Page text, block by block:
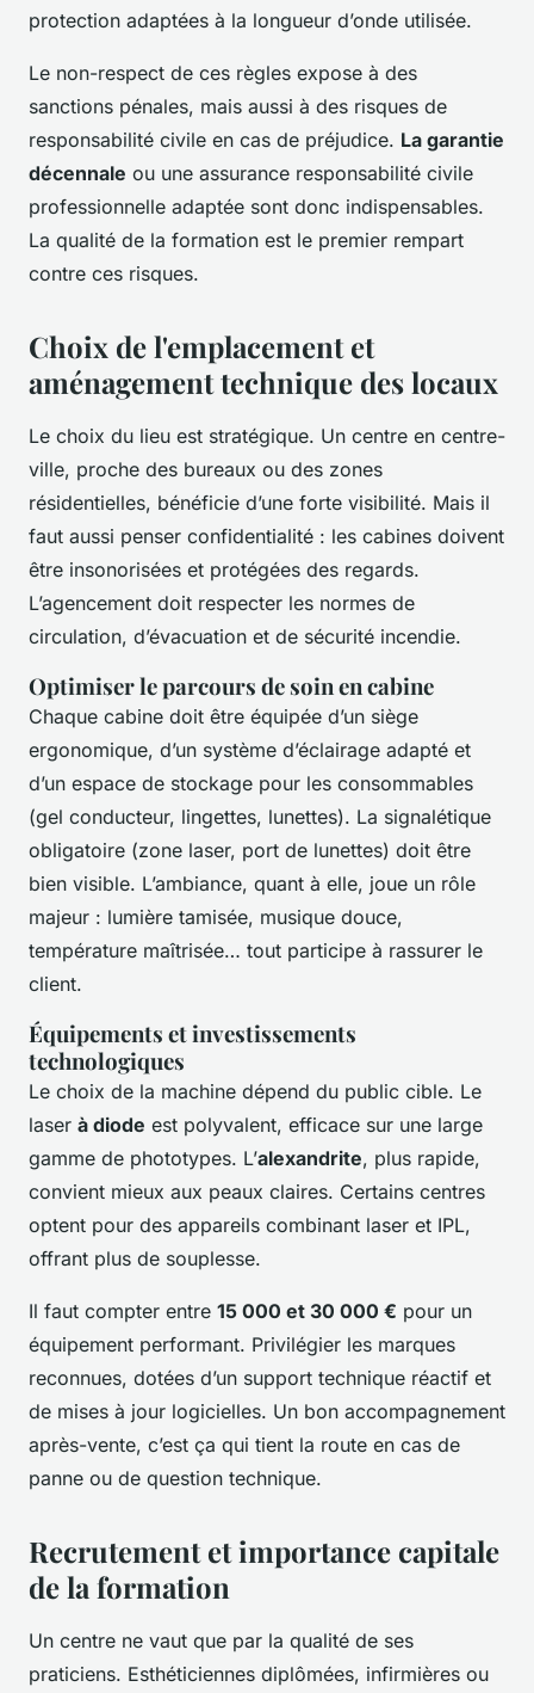
protection adaptées à la longueur d’onde utilisée.
Le non-respect de ces règles expose à des
sanctions pénales, mais aussi à des risques de
responsabilité civile en cas de préjudice. La garantie
décennale ou une assurance responsabilité civile
professionnelle adaptée sont donc indispensables.
La qualité de la formation est le premier rempart
contre ces risques.
Choix de l'emplacement et
aménagement technique des locaux
Le choix du lieu est stratégique. Un centre en centre-
ville, proche des bureaux ou des zones
résidentielles, bénéficie d’une forte visibilité. Mais il
faut aussi penser confidentialité : les cabines doivent
être insonorisées et protégées des regards.
L’agencement doit respecter les normes de
circulation, d’évacuation et de sécurité incendie.
Optimiser le parcours de soin en cabine
Chaque cabine doit être équipée d’un siège
ergonomique, d’un système d’éclairage adapté et
d’un espace de stockage pour les consommables
(gel conducteur, lingettes, lunettes). La signalétique
obligatoire (zone laser, port de lunettes) doit être
bien visible. L’ambiance, quant à elle, joue un rôle
majeur : lumière tamisée, musique douce,
température maîtrisée… tout participe à rassurer le
client.
Équipements et investissements
technologiques
Le choix de la machine dépend du public cible. Le
laser à diode est polyvalent, efficace sur une large
gamme de phototypes. L’alexandrite, plus rapide,
convient mieux aux peaux claires. Certains centres
optent pour des appareils combinant laser et IPL,
offrant plus de souplesse.
Il faut compter entre 15 000 et 30 000 € pour un
équipement performant. Privilégier les marques
reconnues, dotées d’un support technique réactif et
de mises à jour logicielles. Un bon accompagnement
après-vente, c’est ça qui tient la route en cas de
panne ou de question technique.
Recrutement et importance capitale
de la formation
Un centre ne vaut que par la qualité de ses
praticiens. Esthéticiennes diplômées, infirmières ou